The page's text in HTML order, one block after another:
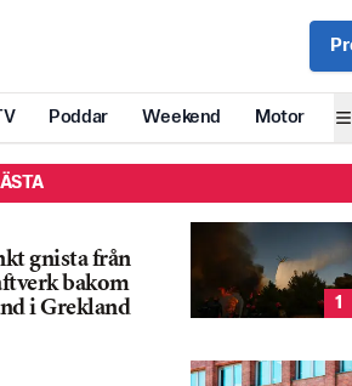
Poddar Weekend Motor
gnista från
bakom
i Grekland
1